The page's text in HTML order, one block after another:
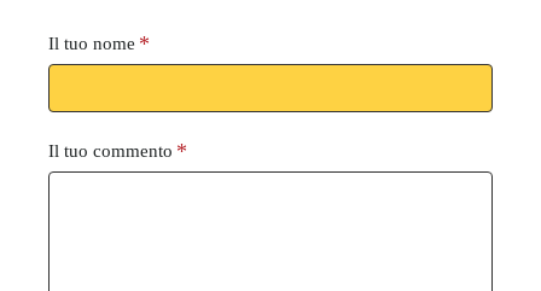
Il tuo nome
Il tuo commento